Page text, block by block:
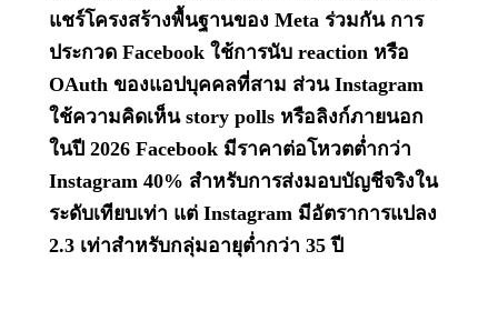
แชร์โครงสร้างพื้นฐานของ Meta ร่วมกัน การ
ประกวด Facebook ใช้การนับ reaction หรือ
OAuth ของแอปบุคคลที่สาม ส่วน Instagram
ใช้ความคิดเห็น story polls หรือลิงก์ภายนอก
ในปี 2026 Facebook มีราคาต่อโหวตต่ำกว่า
Instagram 40% สำหรับการส่งมอบบัญชีจริงใน
ระดับเทียบเท่า แต่ Instagram มีอัตราการแปลง
2.3 เท่าสำหรับกลุ่มอายุต่ำกว่า 35 ปี